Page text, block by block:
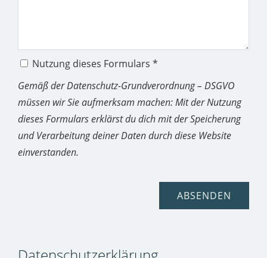
Nutzung dieses Formulars *
Gemäß der Datenschutz-Grundverordnung – DSGVO
müssen wir Sie aufmerksam machen: Mit der Nutzung
dieses Formulars erklärst du dich mit der Speicherung
und Verarbeitung deiner Daten durch diese Website
einverstanden.